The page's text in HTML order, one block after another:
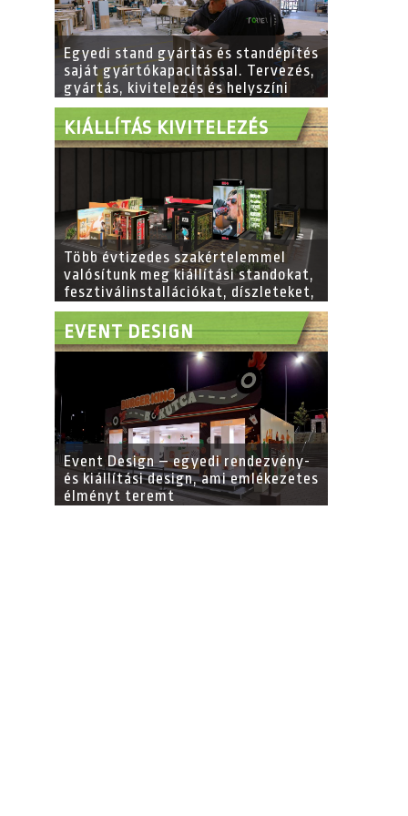
Egyedi stand gyártás és standépítés
saját gyártókapacitással. Tervezés,
gyártás, kivitelezés és helyszíni
installáció Magyarországon és
Európa-szerte. Torter – több mint
40 év szakmai tapasztalat.
KIÁLLÍTÁS KIVITELEZÉS
Több évtizedes szakértelemmel
valósítunk meg kiállítási standokat,
fesztiválinstallációkat, díszleteket,
belsőépítészeti megoldásokat és
event design projekteket,
biztosítva a kreatív tervezéstől a
teljes kivitelezésig minden
EVENT DESIGN
Event Design – egyedi rendezvény-
és kiállítási design, ami emlékezetes
élményt teremt